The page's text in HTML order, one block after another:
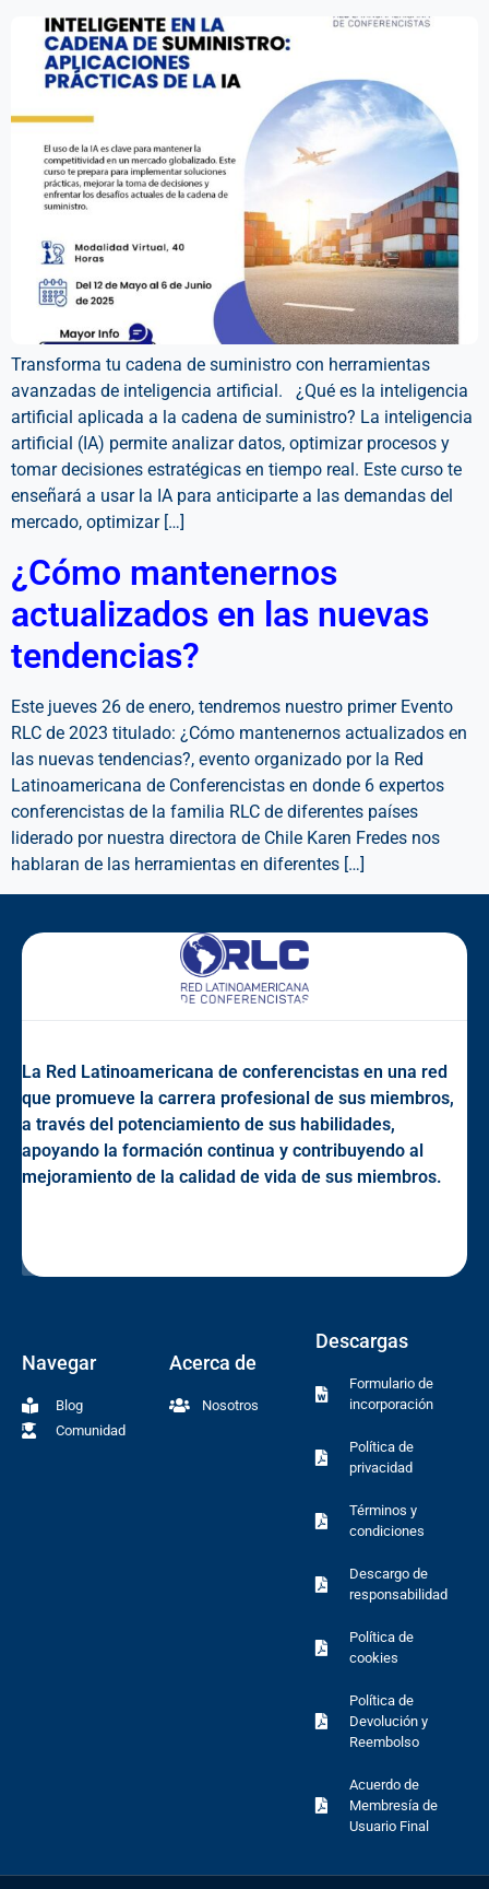
Transforma tu cadena de suministro con herramientas
avanzadas de inteligencia artificial. ¿Qué es la inteligencia
artificial aplicada a la cadena de suministro? La inteligencia
artificial (IA) permite analizar datos, optimizar procesos y
tomar decisiones estratégicas en tiempo real. Este curso te
enseñará a usar la IA para anticiparte a las demandas del
mercado, optimizar […]
¿Cómo mantenernos
actualizados en las nuevas
tendencias?
Este jueves 26 de enero, tendremos nuestro primer Evento
RLC de 2023 titulado: ¿Cómo mantenernos actualizados en
las nuevas tendencias?, evento organizado por la Red
Latinoamericana de Conferencistas en donde 6 expertos
conferencistas de la familia RLC de diferentes países
liderado por nuestra directora de Chile Karen Fredes nos
hablaran de las herramientas en diferentes […]
La Red Latinoamericana de conferencistas en una red
que promueve la carrera profesional de sus miembros,
a través del potenciamiento de sus habilidades,
apoyando la formación continua y contribuyendo al
mejoramiento de la calidad de vida de sus miembros.
Navegar
Blog
Comunidad
Acerca de
Nosotros
Descargas
Formulario de
incorporación
Política de
privacidad
Términos y
condiciones
Descargo de
responsabilidad
Política de
cookies
Política de
Devolución y
Reembolso
Acuerdo de
Membresía de
Usuario Final